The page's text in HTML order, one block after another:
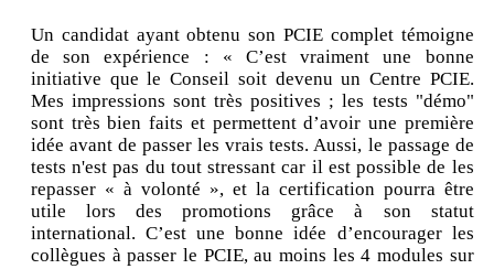
Un candidat ayant obtenu son PCIE complet témoigne
de son expérience : « C’est vraiment une bonne
initiative que le Conseil soit devenu un Centre PCIE.
Mes impressions sont très positives ; les tests "démo"
sont très bien faits et permettent d’avoir une première
idée avant de passer les vrais tests. Aussi, le passage de
tests n'est pas du tout stressant car il est possible de les
repasser « à volonté », et la certification pourra être
utile lors des promotions grâce à son statut
international. C’est une bonne idée d’encourager les
collègues à passer le PCIE, au moins les 4 modules sur